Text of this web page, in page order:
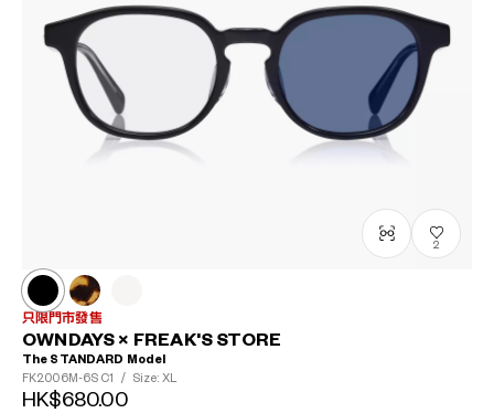
2
只限門市發售
OWNDAYS × FREAK'S STORE
The STANDARD Model
FK2006M-6S C1 / Size: XL
HK$680.00